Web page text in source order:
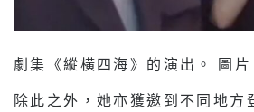
劇集《縱橫四海》的演出。 圖
除此之外，她亦獲邀到不同地方